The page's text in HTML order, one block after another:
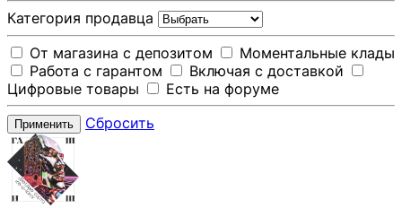
Категория продавца
От магазина с депозитом
Моментальные клады
Работа с гарантом
Включая с доставкой
Цифровые товары
Есть на форуме
Применить Сбросить